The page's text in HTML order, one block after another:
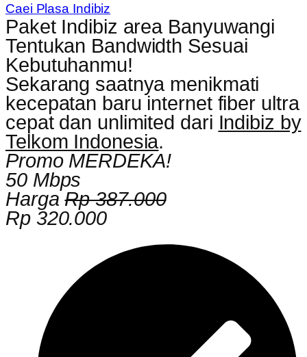
Caei Plasa Indibiz
Paket Indibiz area Banyuwangi
Tentukan Bandwidth Sesuai
Kebutuhanmu!
Sekarang saatnya menikmati
kecepatan baru internet fiber ultra
cepat dan unlimited dari Indibiz by
Telkom Indonesia.
Promo MERDEKA!
50 Mbps
HargaRp 387.000
Rp 320.000